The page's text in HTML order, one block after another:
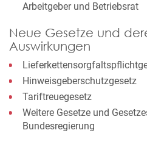
Arbeitgeber und Betriebsrat
Neue Gesetze und
Auswirkungen
Hinweisgeberschutzgesetz
Tariftreuegesetz
Weitere Gesetze und
Bundesregierung